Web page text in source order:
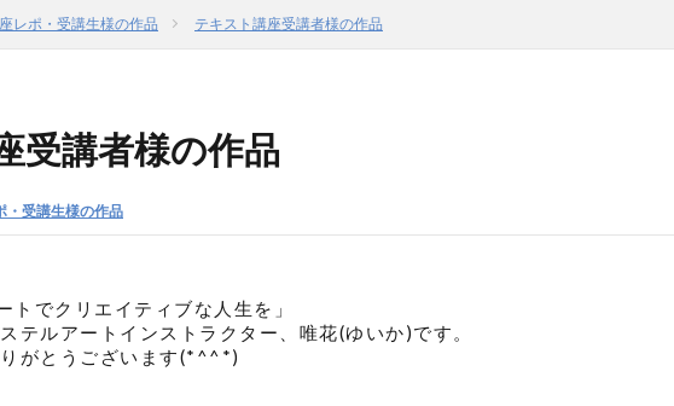
レポ・受講生様の作品 テキスト講座受講者様の作品
受講者様の作品
・受講生様の作品
トでクリエイティブな人生を」
テルアートインストラクター、唯花(ゆいか)です。
がとうございます(*^^*)